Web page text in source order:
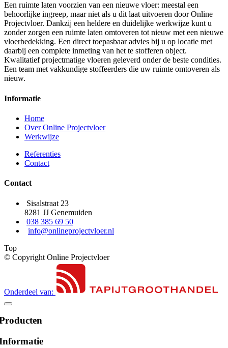
Een ruimte laten voorzien van een nieuwe vloer: meestal een
behoorlijke ingreep, maar niet als u dit laat uitvoeren door Online
Projectvloer. Dankzij een heldere en duidelijke werkwijze kunt u
zonder zorgen een ruimte laten omtoveren tot nieuw met een nieuwe
vloerbedekking. Een direct toepasbaar advies bij u op locatie met
daarbij een complete inmeting van het te stofferen object.
Kwalitatief projectmatige vloeren geleverd onder de beste condities.
Een team met vakkundige stoffeerders die uw ruimte omtoveren als
nieuw.
Informatie
Home
Over Online Projectvloer
Werkwijze
Referenties
Contact
Contact
Sisalstraat 23
8281 JJ Genemuiden
038 385 69 50
info@onlineprojectvloer.nl
Top
© Copyright Online Projectvloer
Onderdeel van: